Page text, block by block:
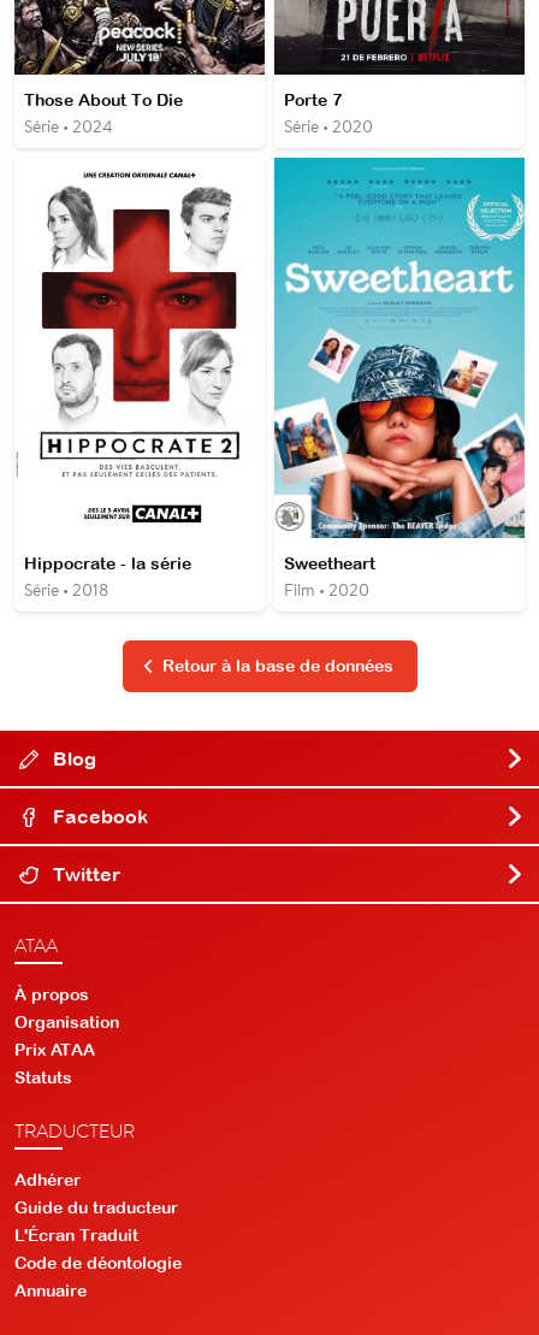
Those About To Die
Série • 2024
Porte 7
Série • 2020
Hippocrate - la série
Série • 2018
Sweetheart
Film • 2020
Retour à la base de données
Blog
Facebook
Twitter
ATAA
À propos
Organisation
Prix ATAA
Statuts
TRADUCTEUR
Adhérer
Guide du traducteur
L'Écran Traduit
Code de déontologie
Annuaire